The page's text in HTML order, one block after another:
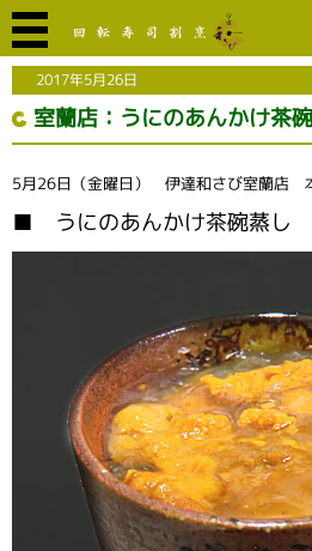
2017年5月26日
室蘭店：うにのあんかけ
5月26日（金曜日） 伊達和さび室蘭店
■ うにのあんかけ茶碗蒸し